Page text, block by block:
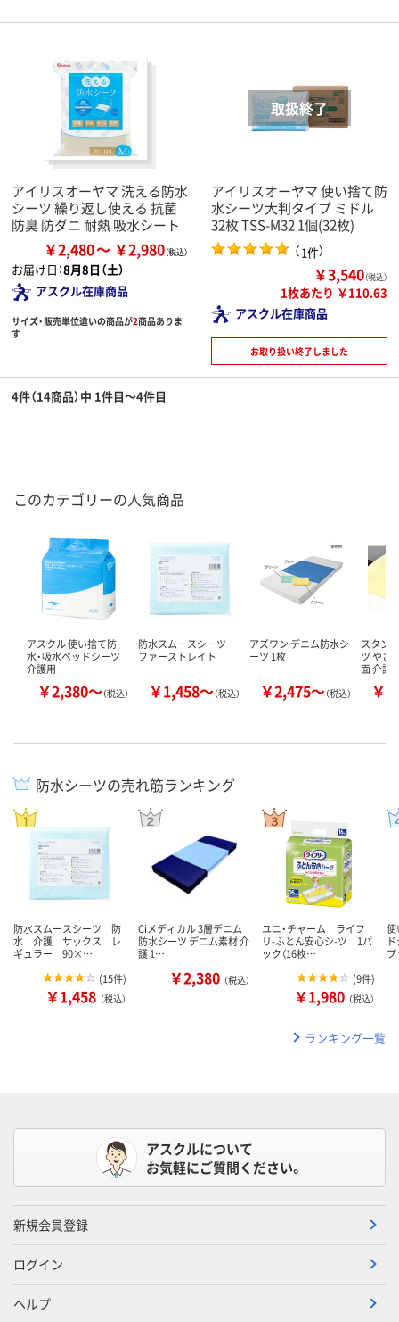
アイリスオーヤマ 洗える防水
シーツ 繰り返し使える 抗菌
防臭 防ダニ 耐熱 吸水シート
￥2,480 ￥2,980
お届け日：8月8日（土）
アスクル在庫商品
サイズ・販売単位違いの商品が2商品ありま
す
アイリスオーヤマ 使い捨て防
水シーツ大判タイプ ミドル
32枚 TSS-M32 1個(32枚)
（1件）
￥3,540（税込）
1枚あたり ￥110.63
アスクル在庫商品
お取り扱い終了しました
4件（14商品）中 1件目～4件目
このカテゴリーの人気商品
アスクル 使い捨て防
水・吸水ベッドシーツ
介護用
￥2,380～（税込）
防水スムースシーツ
ファーストレイト
￥1,458～（税込）
アズワン デニム防水シ
ーツ 1枚
￥2,475～（税込）
スタン
ツ やさ
面 介護
￥
防水シーツの売れ筋ランキング
防水スムースシーツ 防
水 介護 サックス レ
ギュラー 90×…
(15件)
￥1,458 （税込）
Ciメディカル 3層デニム
防水シーツ デニム素材 介
護 1…
￥2,380 （税込）
ユニ・チャーム ライフ
リ-ふとん安心シ-ツ 1パ
ック（16枚…
(9件)
￥1,980 （税込）
使
ランキング一覧
アスクルについて
お気軽にご質問ください。
新規会員登録
ログイン
ヘルプ